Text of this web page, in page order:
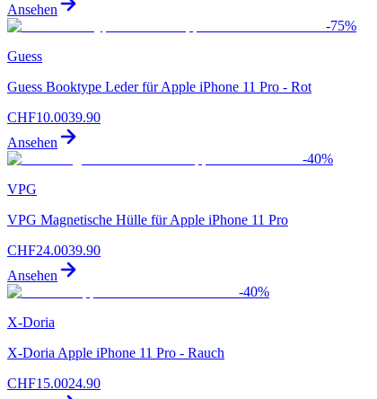
Ansehen
-75%
Guess
Guess Booktype Leder für Apple iPhone 11 Pro - Rot
CHF10.0039.90
Ansehen
-40%
VPG
VPG Magnetische Hülle für Apple iPhone 11 Pro
CHF24.0039.90
Ansehen
-40%
X-Doria
X-Doria Apple iPhone 11 Pro - Rauch
CHF15.0024.90